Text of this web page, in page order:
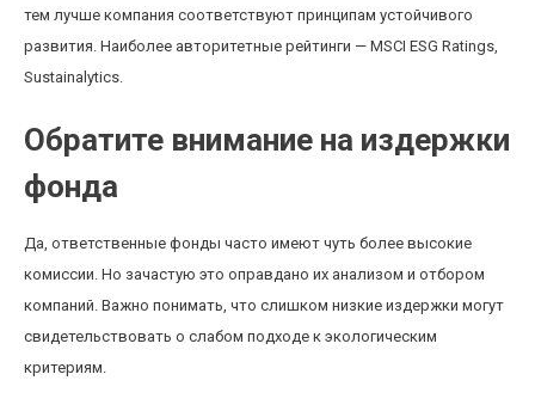
тем лучше компания соответствуют принципам устойчивого
развития. Наиболее авторитетные рейтинги — MSCI ESG Ratings,
Sustainalytics.
Обратите внимание на издержки
фонда
Да, ответственные фонды часто имеют чуть более высокие
комиссии. Но зачастую это оправдано их анализом и отбором
компаний. Важно понимать, что слишком низкие издержки могут
свидетельствовать о слабом подходе к экологическим
критериям.